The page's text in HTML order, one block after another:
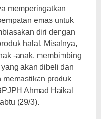
memperingatkan
emas untuk
diri dengan
halal. Misalnya,
-anak, membimbing
akan dibeli dan
memastikan produk
Ahmad Haikal
(29/3).